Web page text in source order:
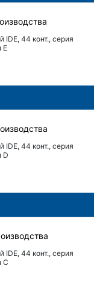
IDE, 44 конт., серия
E
IDE, 44 конт., серия
D
IDE, 44 конт., серия
C